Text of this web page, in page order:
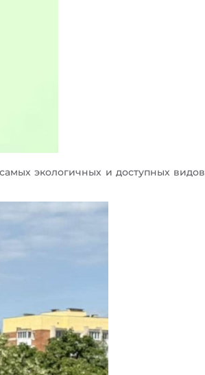
экологичных и доступных видов